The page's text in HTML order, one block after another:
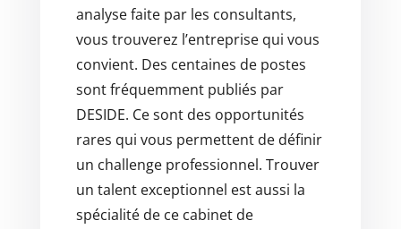
analyse faite par les consultants,
vous trouverez l’entreprise qui vous
convient. Des centaines de postes
sont fréquemment publiés par
DESIDE. Ce sont des opportunités
rares qui vous permettent de définir
un challenge professionnel. Trouver
un talent exceptionnel est aussi la
spécialité de ce cabinet de